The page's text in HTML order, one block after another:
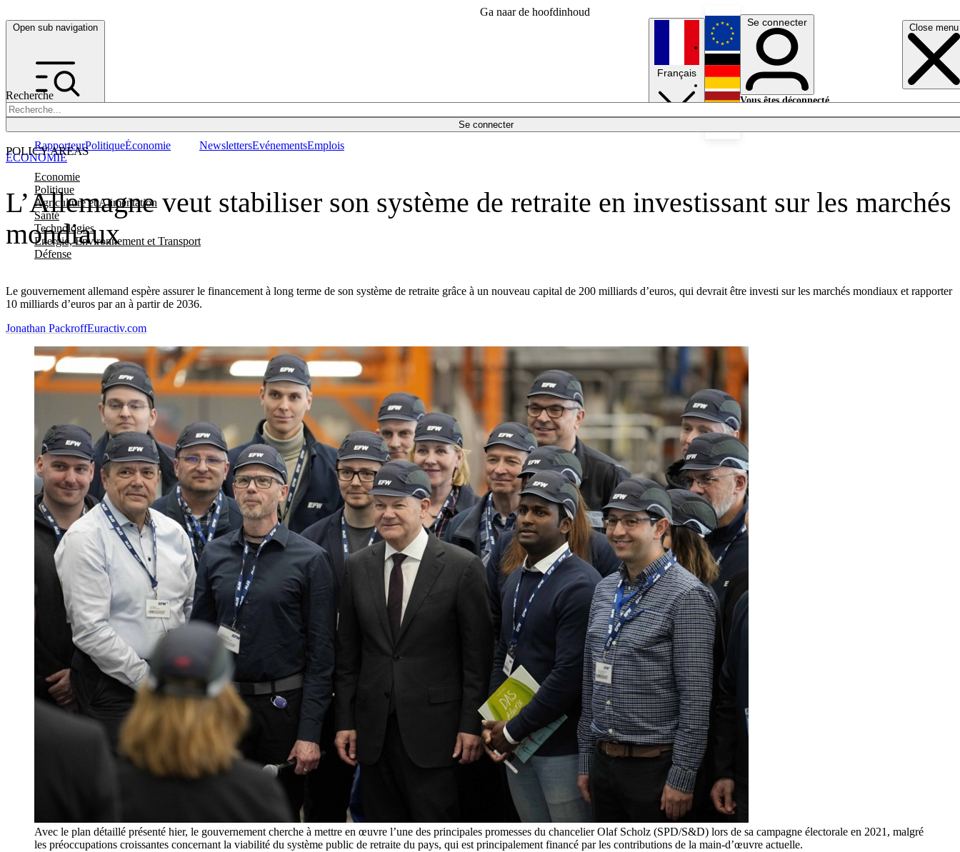
Ga naar de hoofdinhoud
Open sub navigation Close menu
Recherche
Se connecter
POLICY AREAS
Economie
Politique
Agriculture et Alimentation
Santé
Technologies
Energie, Environnement et Transport
Défense
RapporteurPolitiqueÉconomie NewslettersEvénementsEmplois
Français
English
Deutsch
Se connecter
Vous êtes déconnecté.
L’Allemagne veut stabiliser son système de retraite en investissant sur les marchés
mondiaux
Le gouvernement allemand espère assurer le financement à long terme de son système de retraite grâce à un nouveau capital de 200 milliards d’euros, qui devrait être investi sur les marchés mondiaux et rapporter
10 milliards d’euros par an à partir de 2036.
ÉCONOMIE
Jonathan PackroffEuractiv.com
Avec le plan détaillé présenté hier, le gouvernement cherche à mettre en œuvre l’une des principales promesses du chancelier Olaf Scholz (SPD/S&D) lors de sa campagne électorale en 2021, malgré
les préoccupations croissantes concernant la viabilité du système public de retraite du pays, qui est principalement financé par les contributions de la main-d’œuvre actuelle.